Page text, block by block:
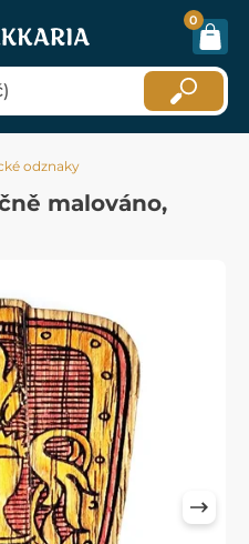
0
odznaky
malováno,